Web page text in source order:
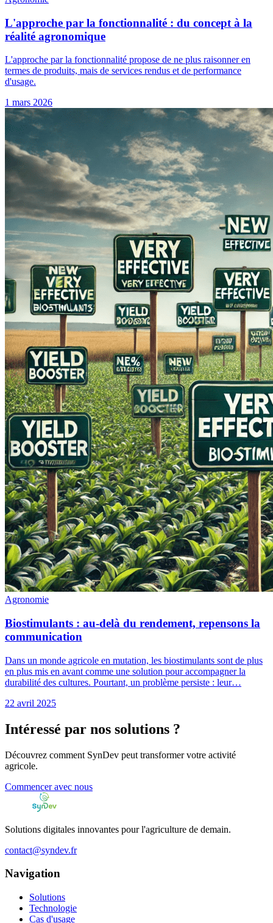
L'approche par la fonctionnalité : du concept à la
réalité agronomique
L'approche par la fonctionnalité propose de ne plus raisonner en
termes de produits, mais de services rendus et de performance
d'usage.
1 mars 2026
Agronomie
Biostimulants : au-delà du rendement, repensons la
communication
Dans un monde agricole en mutation, les biostimulants sont de plus
en plus mis en avant comme une solution pour accompagner la
durabilité des cultures. Pourtant, un problème persiste : leur…
22 avril 2025
Intéressé par nos solutions ?
Découvrez comment SynDev peut transformer votre activité
agricole.
Commencer avec nous
Solutions digitales innovantes pour l'agriculture de demain.
contact@syndev.fr
Navigation
Solutions
Technologie
Cas d'usage